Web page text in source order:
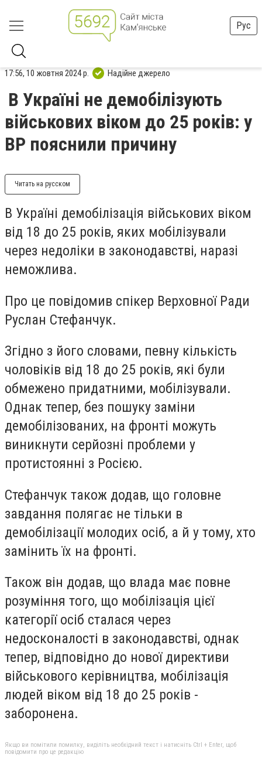
Рус
17:56, 10 жовтня 2024 р. Надійне джерело
В Україні не демобілізують
військових віком до 25 років: у
ВР пояснили причину
Читать на русском
В Україні демобілізація військових віком
від 18 до 25 років, яких мобілізували
через недоліки в законодавстві, наразі
неможлива.
Про це повідомив спікер Верховної Ради
Руслан Стефанчук.
Згідно з його словами, певну кількість
чоловіків від 18 до 25 років, які були
обмежено придатними, мобілізували.
Однак тепер, без пошуку заміни
демобілізованих, на фронті можуть
виникнути серйозні проблеми у
протистоянні з Росією.
Стефанчук також додав, що головне
завдання полягає не тільки в
демобілізації молодих осіб, а й у тому, хто
замінить їх на фронті.
Також він додав, що влада має повне
розуміння того, що мобілізація цієї
категорії осіб сталася через
недосконалості в законодавстві, однак
тепер, відповідно до нової директиви
військового керівництва, мобілізація
людей віком від 18 до 25 років -
заборонена.
Якщо ви помітили помилку, виділіть необхідний текст і натисніть Ctrl + Enter, щоб
повідомити про це редакцію